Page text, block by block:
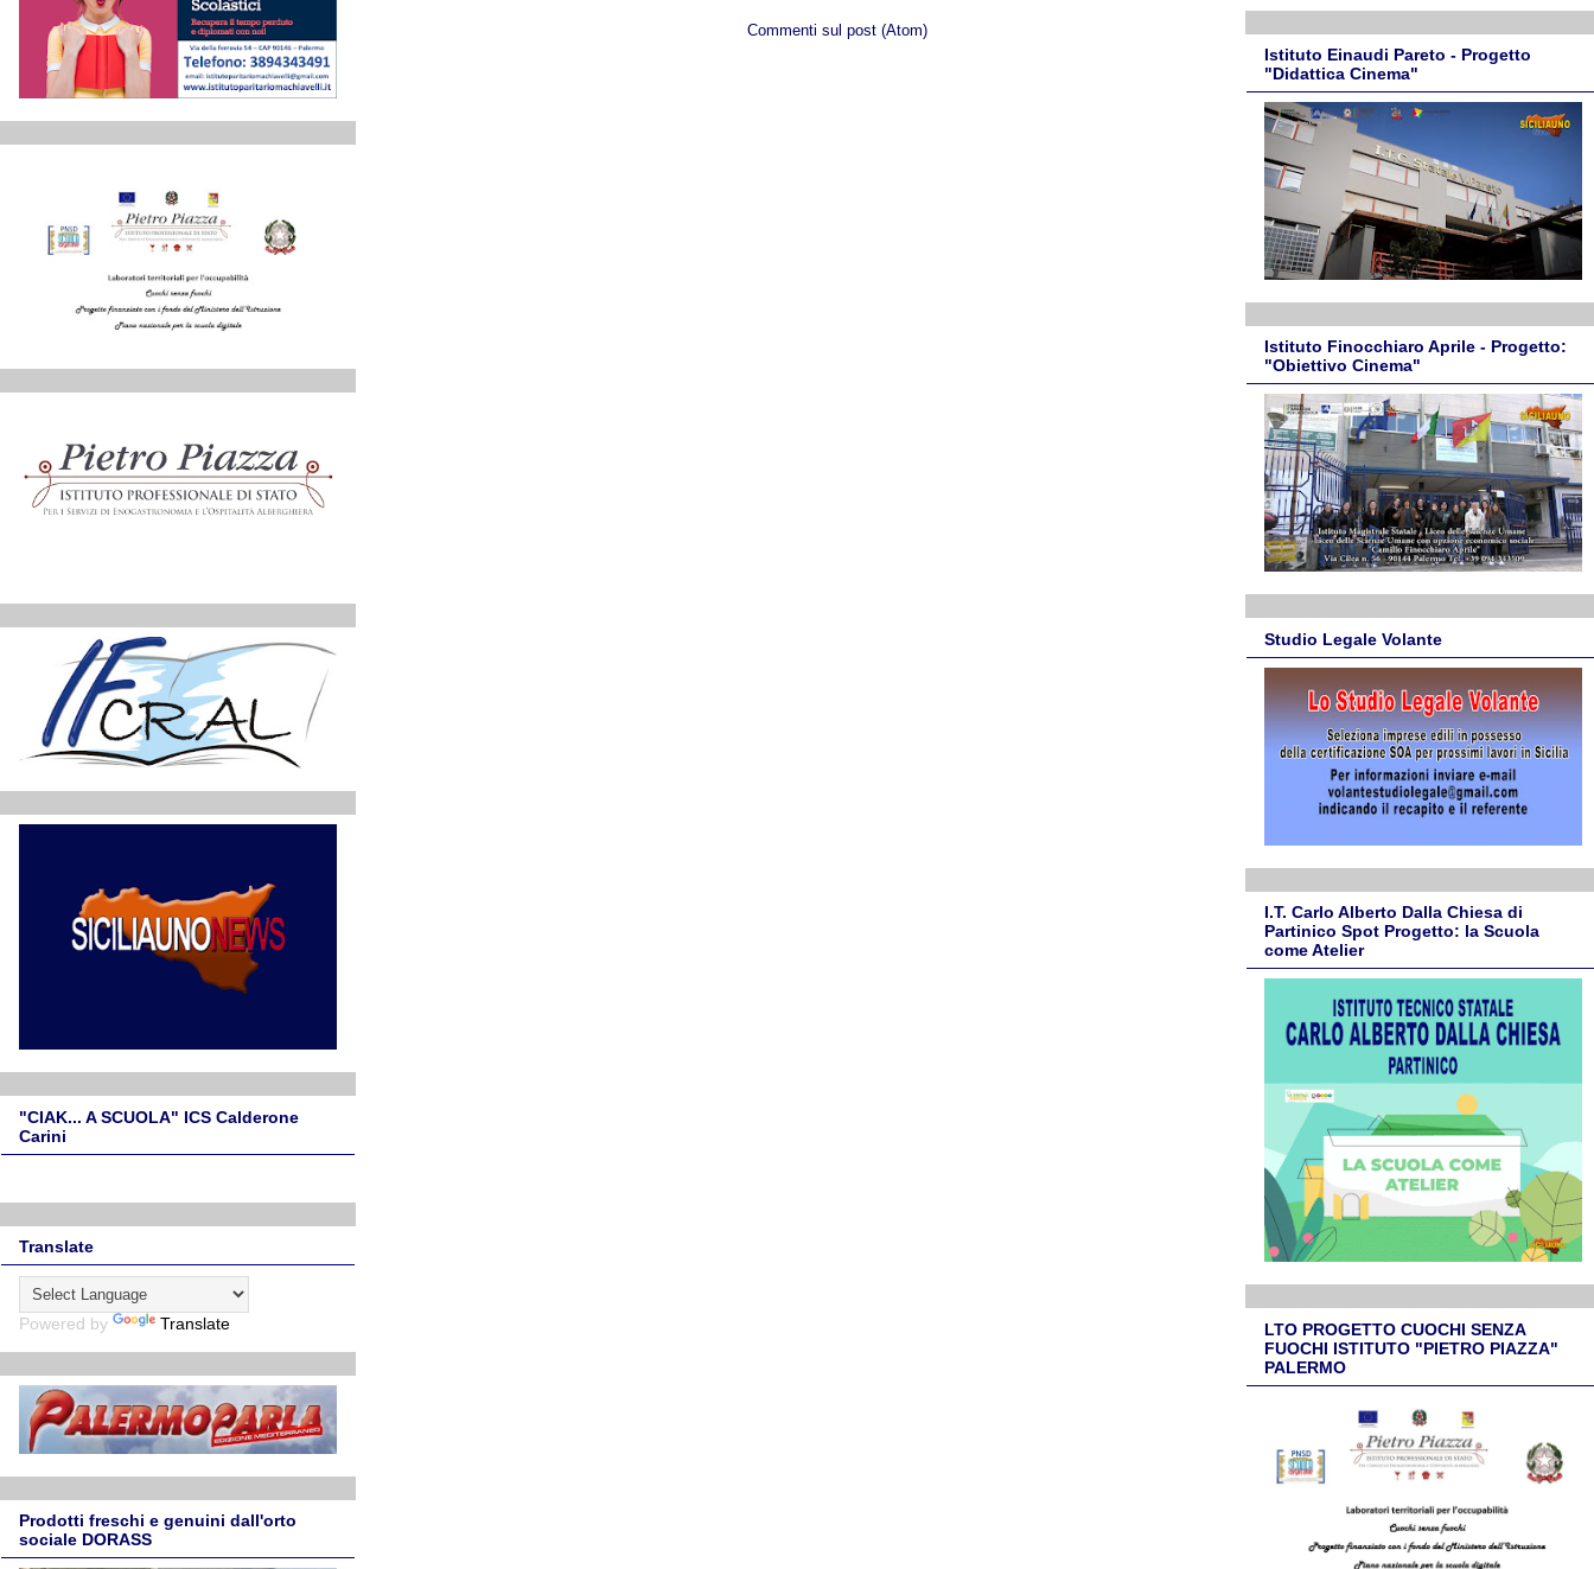
Commenti sul post (Atom)
"CIAK... A SCUOLA" ICS Calderone
Carini
Translate
Powered by Translate
Prodotti freschi e genuini dall'orto
sociale DORASS
Istituto Einaudi Pareto - Progetto
"Didattica Cinema"
Istituto Finocchiaro Aprile - Progetto:
"Obiettivo Cinema"
Studio Legale Volante
I.T. Carlo Alberto Dalla Chiesa di
Partinico Spot Progetto: la Scuola
come Atelier
LTO PROGETTO CUOCHI SENZA
FUOCHI ISTITUTO "PIETRO PIAZZA"
PALERMO